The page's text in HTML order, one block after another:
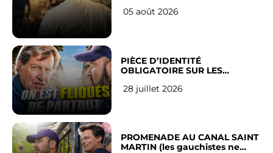
05 août 2026
PIÈCE D’IDENTITÉ
OBLIGATOIRE SUR LES
Français
28 juillet 2026
PROMENADE AU CANAL SAINT
MARTIN (les gauchistes ne